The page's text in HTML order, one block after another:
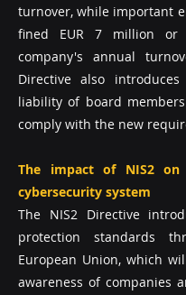
turnover, while important
fined EUR 7 million or
company's annual
Directive also
liability of board
comply with the new
The impact of NIS2
cybersecurity system
The NIS2 Directive
protection standards
European Union, which
awareness of companies